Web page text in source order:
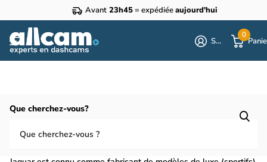
Avant 23h45= expédiéeaujourd'hui
Que cherchez-vous?
S'identifier
0
Homepage Jaguar
dashcam pour Jaguar